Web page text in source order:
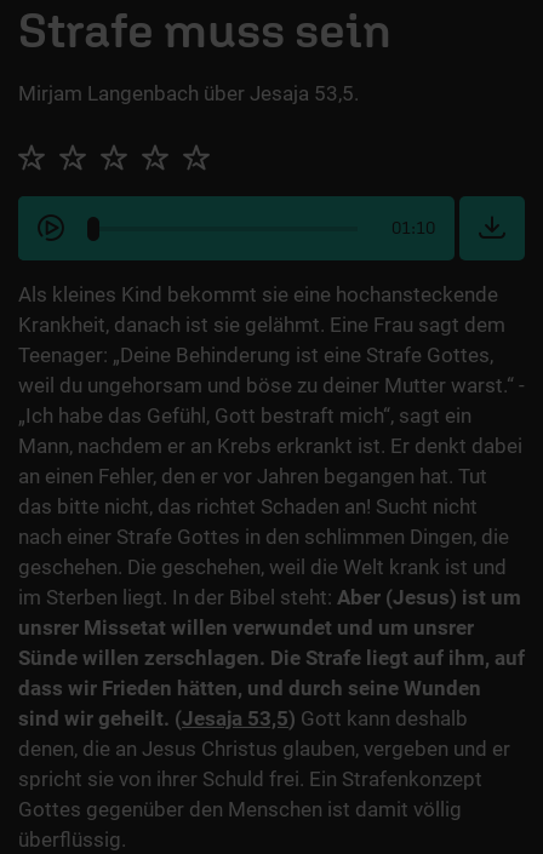
ÜBER UNS
Strafe muss sein
Mirjam Langenbach über Jesaja 53,5.
01:10
Als kleines Kind bekommt sie eine hochansteckende
Krankheit, danach ist sie gelähmt. Eine Frau sagt dem
Teenager: „Deine Behinderung ist eine Strafe Gottes,
weil du ungehorsam und böse zu deiner Mutter warst.“ -
„Ich habe das Gefühl, Gott bestraft mich“, sagt ein
Mann, nachdem er an Krebs erkrankt ist. Er denkt dabei
an einen Fehler, den er vor Jahren begangen hat. Tut
das bitte nicht, das richtet Schaden an! Sucht nicht
nach einer Strafe Gottes in den schlimmen Dingen, die
geschehen. Die geschehen, weil die Welt krank ist und
im Sterben liegt. In der Bibel steht: Aber (Jesus) ist um
unsrer Missetat willen verwundet und um unsrer
Sünde willen zerschlagen. Die Strafe liegt auf ihm, auf
dass wir Frieden hätten, und durch seine Wunden
sind wir geheilt. (Jesaja 53,5) Gott kann deshalb
denen, die an Jesus Christus glauben, vergeben und er
spricht sie von ihrer Schuld frei. Ein Strafenkonzept
Gottes gegenüber den Menschen ist damit völlig
überflüssig.